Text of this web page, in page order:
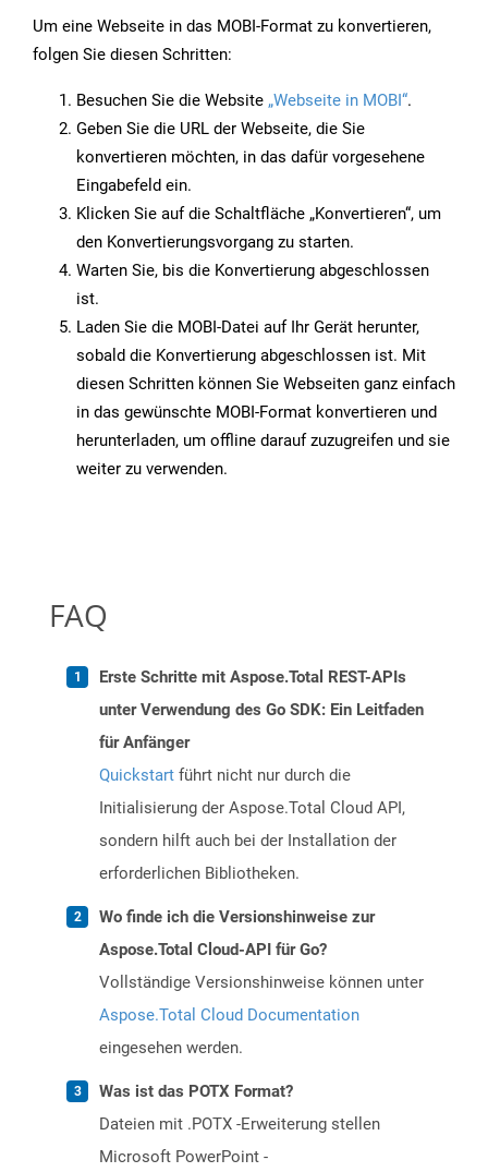
Um eine Webseite in das MOBI-Format zu konvertieren,
folgen Sie diesen Schritten:
Besuchen Sie die Website „Webseite in MOBI“.
Geben Sie die URL der Webseite, die Sie
konvertieren möchten, in das dafür vorgesehene
Eingabefeld ein.
Klicken Sie auf die Schaltfläche „Konvertieren“, um
den Konvertierungsvorgang zu starten.
Warten Sie, bis die Konvertierung abgeschlossen
ist.
Laden Sie die MOBI-Datei auf Ihr Gerät herunter,
sobald die Konvertierung abgeschlossen ist. Mit
diesen Schritten können Sie Webseiten ganz einfach
in das gewünschte MOBI-Format konvertieren und
herunterladen, um offline darauf zuzugreifen und sie
weiter zu verwenden.
FAQ
Erste Schritte mit Aspose.Total REST-APIs
unter Verwendung des Go SDK: Ein Leitfaden
für Anfänger
Quickstart führt nicht nur durch die
Initialisierung der Aspose.Total Cloud API,
sondern hilft auch bei der Installation der
erforderlichen Bibliotheken.
Wo finde ich die Versionshinweise zur
Aspose.Total Cloud-API für Go?
Vollständige Versionshinweise können unter
Aspose.Total Cloud Documentation
eingesehen werden.
Was ist das POTX Format?
Dateien mit .POTX -Erweiterung stellen
Microsoft PowerPoint -